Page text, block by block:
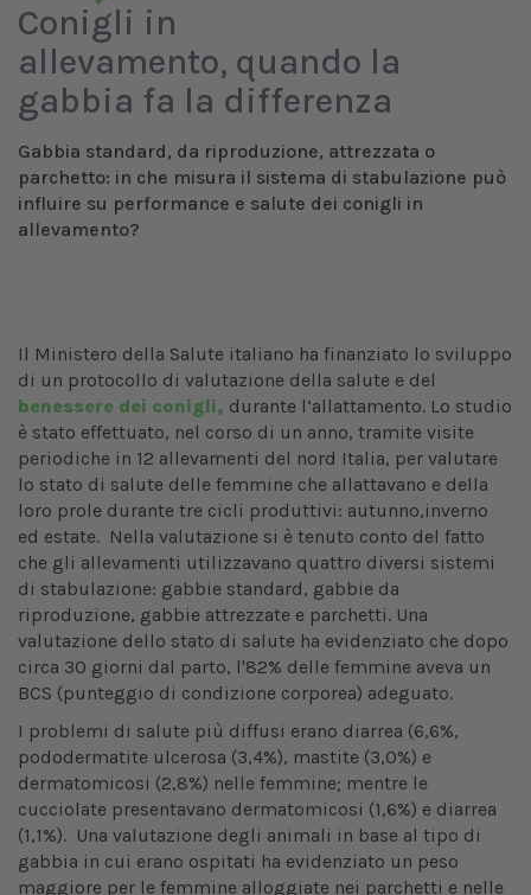
Conigli in
allevamento, quando la
gabbia fa la differenza
Gabbia standard, da riproduzione, attrezzata o
parchetto: in che misura il sistema di stabulazione può
influire su performance e salute dei conigli in
allevamento?
Il Ministero della Salute italiano ha finanziato lo sviluppo
di un protocollo di valutazione della salute e del
benessere dei conigli, durante l’allattamento. Lo studio
è stato effettuato, nel corso di un anno, tramite visite
periodiche in 12 allevamenti del nord Italia, per valutare
lo stato di salute delle femmine che allattavano e della
loro prole durante tre cicli produttivi: autunno,inverno
ed estate. Nella valutazione si è tenuto conto del fatto
che gli allevamenti utilizzavano quattro diversi sistemi
di stabulazione: gabbie standard, gabbie da
riproduzione, gabbie attrezzate e parchetti. Una
valutazione dello stato di salute ha evidenziato che dopo
circa 30 giorni dal parto, l'82% delle femmine aveva un
BCS (punteggio di condizione corporea) adeguato.
I problemi di salute più diffusi erano diarrea (6,6%,
pododermatite ulcerosa (3,4%), mastite (3,0%) e
dermatomicosi (2,8%) nelle femmine; mentre le
cucciolate presentavano dermatomicosi (1,6%) e diarrea
(1,1%). Una valutazione degli animali in base al tipo di
gabbia in cui erano ospitati ha evidenziato un peso
maggiore per le femmine alloggiate nei parchetti e nelle